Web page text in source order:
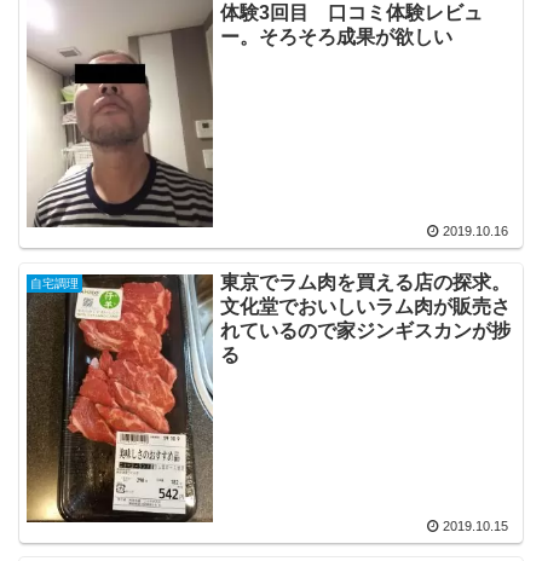
体験3回目 口コミ体験レビュ
ー。そろそろ成果が欲しい
2019.10.16
自宅調理
東京でラム肉を買える店の探求。
文化堂でおいしいラム肉が販売さ
れているので家ジンギスカンが捗
る
2019.10.15